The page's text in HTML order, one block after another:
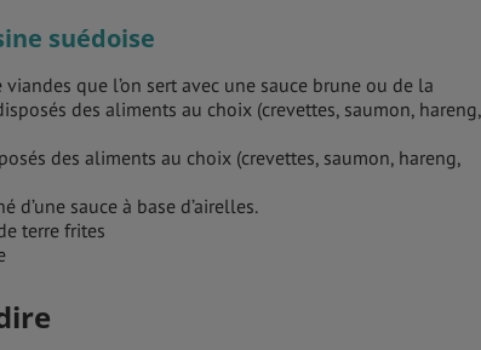
suédoise
que l’on sert avec une sauce brune ou de la
des aliments au choix (crevettes, saumon, hareng,
des aliments au choix (crevettes, saumon, hareng,
d’une sauce à base d’airelles.
terre frites